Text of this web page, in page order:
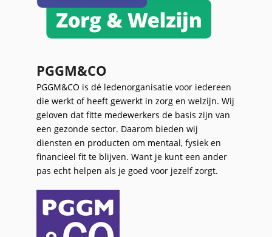
PGGM&CO
PGGM&CO is dé ledenorganisatie voor iedereen
die werkt of heeft gewerkt in zorg en welzijn. Wij
geloven dat fitte medewerkers de basis zijn van
een gezonde sector. Daarom bieden wij
diensten en producten om mentaal, fysiek en
financieel fit te blijven. Want je kunt een ander
pas echt helpen als je goed voor jezelf zorgt.